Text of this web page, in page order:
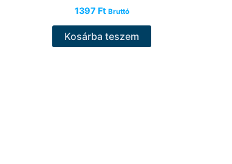
1397 Ft Bruttó
Kosárba teszem